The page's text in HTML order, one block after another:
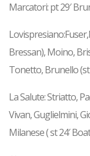
Marcatori: pt 29′
Bressan), Moino,
Tonetto, Brunello (st
La Salute: Striatto,
Vivan, Guglielmini,
Milanese ( st 24′